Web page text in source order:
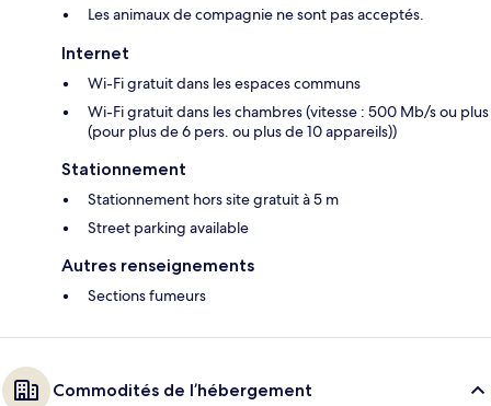
Les animaux de compagnie ne sont pas acceptés.
Internet
Wi-Fi gratuit dans les espaces communs
Wi-Fi gratuit dans les chambres (vitesse : 500 Mb/s ou plus
(pour plus de 6 pers. ou plus de 10 appareils))
Stationnement
Stationnement hors site gratuit à 5 m
Street parking available
Autres renseignements
Sections fumeurs
Commodités de l’hébergement